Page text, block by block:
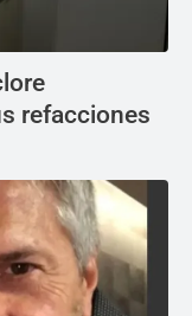
refacciones